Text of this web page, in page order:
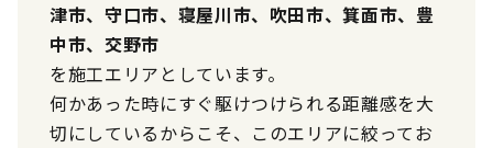
津市、守口市、寝屋川市、吹田市、箕面市、豊
中市、交野市
を施工エリアとしています。
何かあった時にすぐ駆けつけられる距離感を大
切にしているからこそ、このエリアに絞ってお